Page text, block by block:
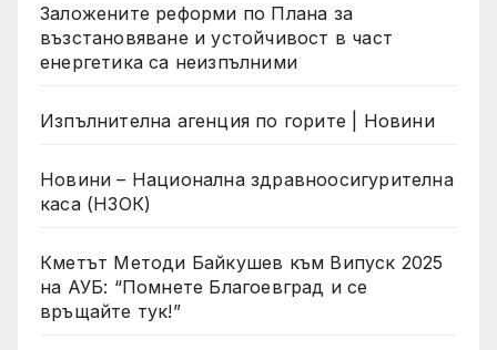
Заложените реформи по Плана за
възстановяване и устойчивост в част
енергетика са неизпълними
Изпълнителна агенция по горите | Новини
Новини – Национална здравноосигурителна
каса (НЗОК)
Кметът Методи Байкушев към Випуск 2025
на АУБ: “Помнете Благоевград и се
връщайте тук!”